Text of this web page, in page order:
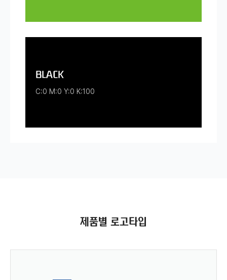
BLACK
C:0 M:0 Y:0 K:100
제품별 로고타입